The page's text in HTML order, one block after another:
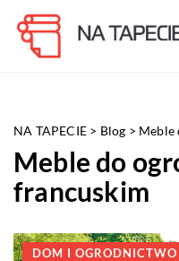
NA TAPECIE > Blog > Meble
Meble do
francuskim
DOM I OGRODNICTWO